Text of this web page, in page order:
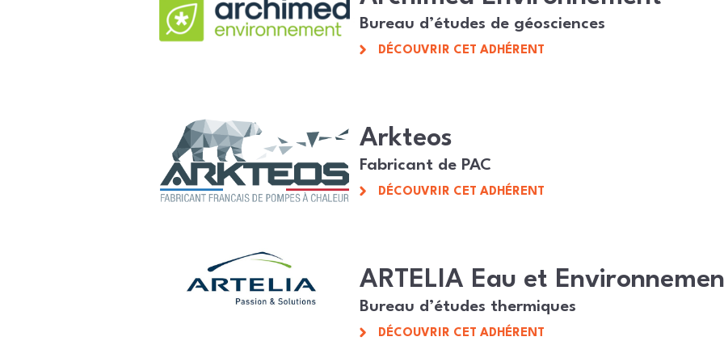
Bureau d’études de géosciences
DÉCOUVRIR CET ADHÉRENT
Arkteos
Fabricant de PAC
DÉCOUVRIR CET ADHÉRENT
ARTELIA Eau et
Bureau d’études thermiques
DÉCOUVRIR CET ADHÉRENT